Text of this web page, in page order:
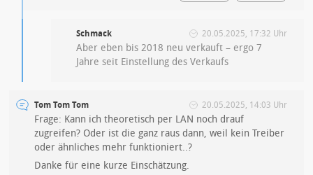
Schmack 20.05.2025, 17:32 Uhr
Aber eben bis 2018 neu verkauft – ergo 7
Jahre seit Einstellung des Verkaufs
Tom Tom Tom 20.05.2025, 14:03 Uhr
Frage: Kann ich theoretisch per LAN noch drauf
zugreifen? Oder ist die ganz raus dann, weil kein Treiber
oder ähnliches mehr funktioniert..?
Danke für eine kurze Einschätzung.